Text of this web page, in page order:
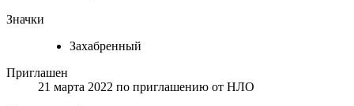
Значки
Захабренный
Приглашен
21 марта 2022 по приглашению от НЛО